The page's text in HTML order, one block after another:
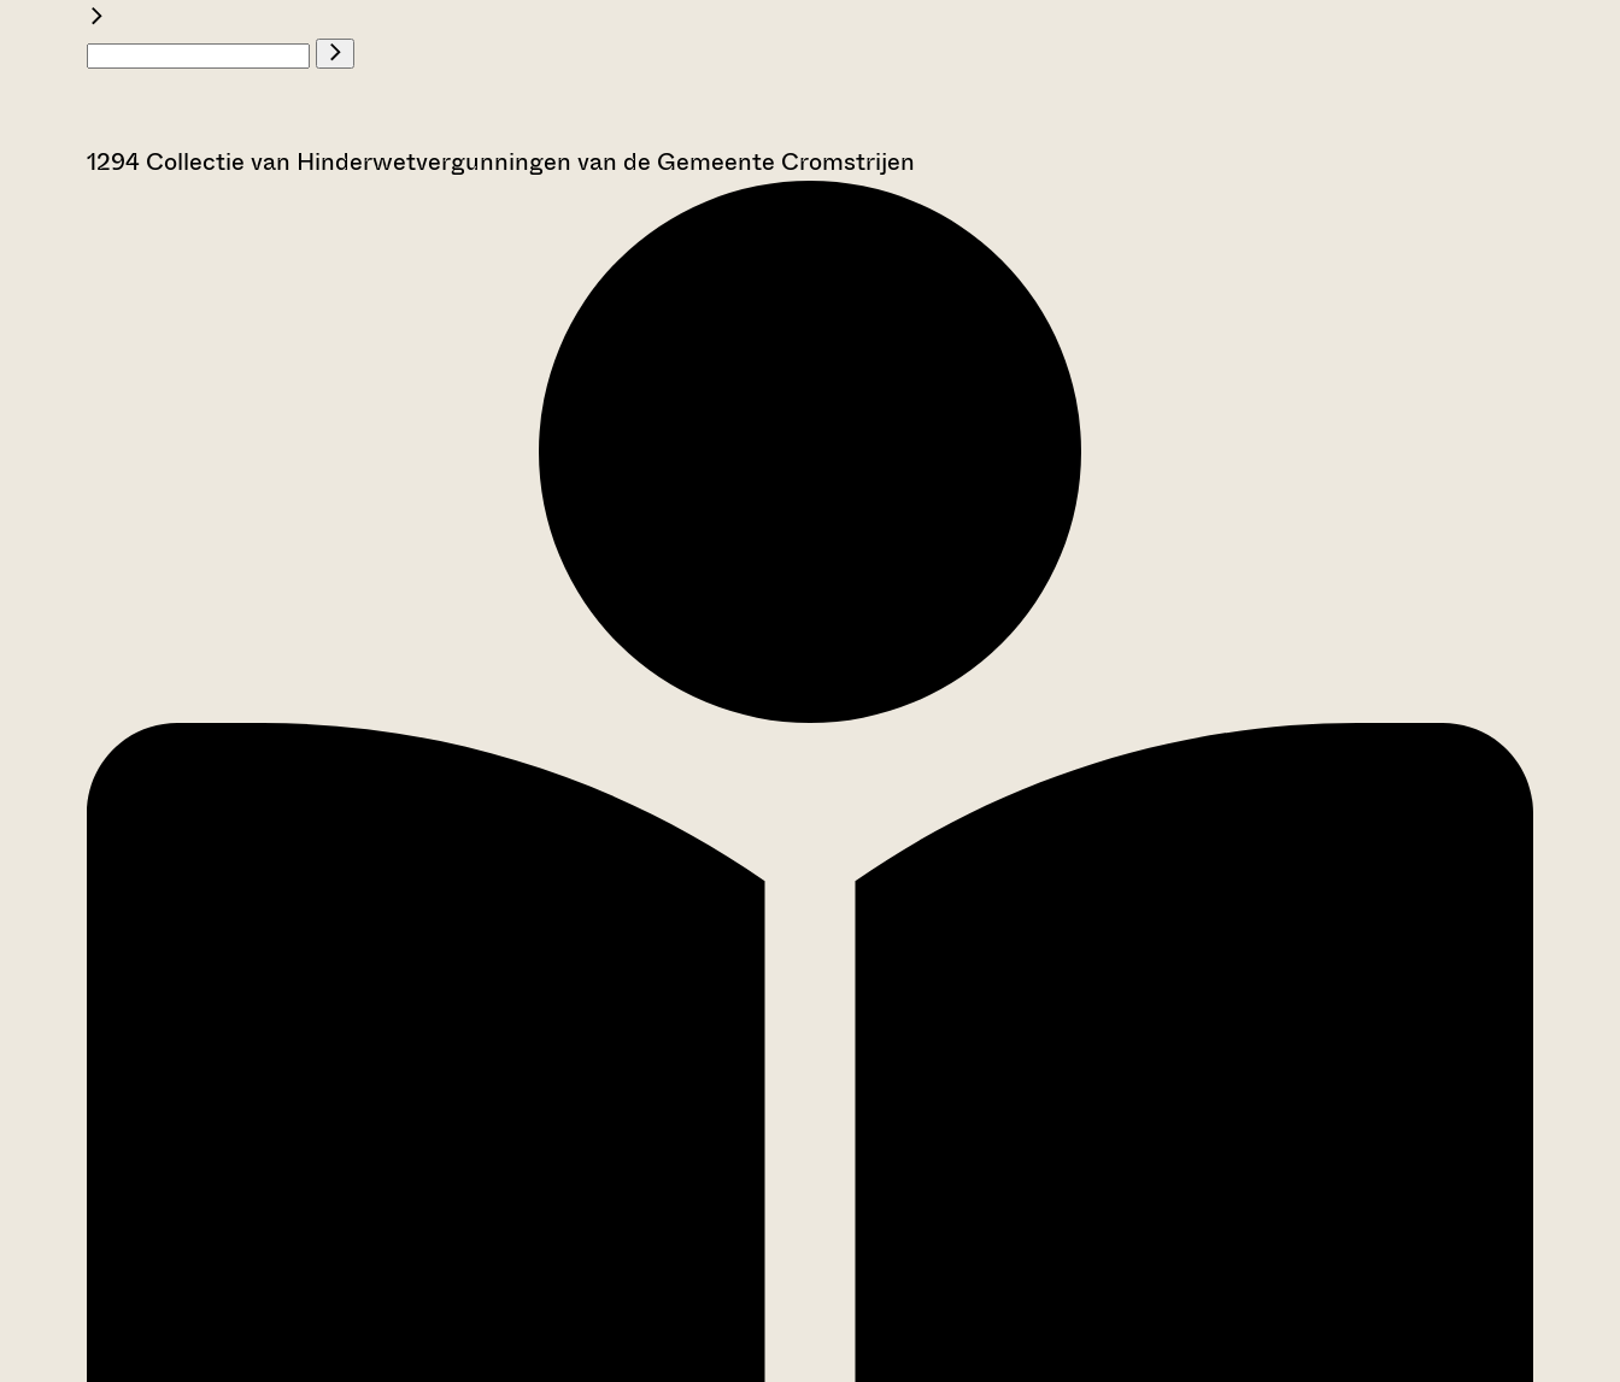
1294 Collectie van Hinderwetvergunningen van de Gemeente Cromstrijen